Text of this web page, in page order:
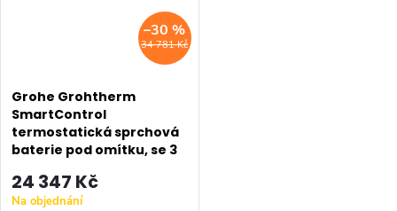
34 781 Kč
–30 %
Grohe Grohtherm
SmartControl
termostatická sprchová
baterie pod omítku, se 3
24 347 Kč
Na objednání